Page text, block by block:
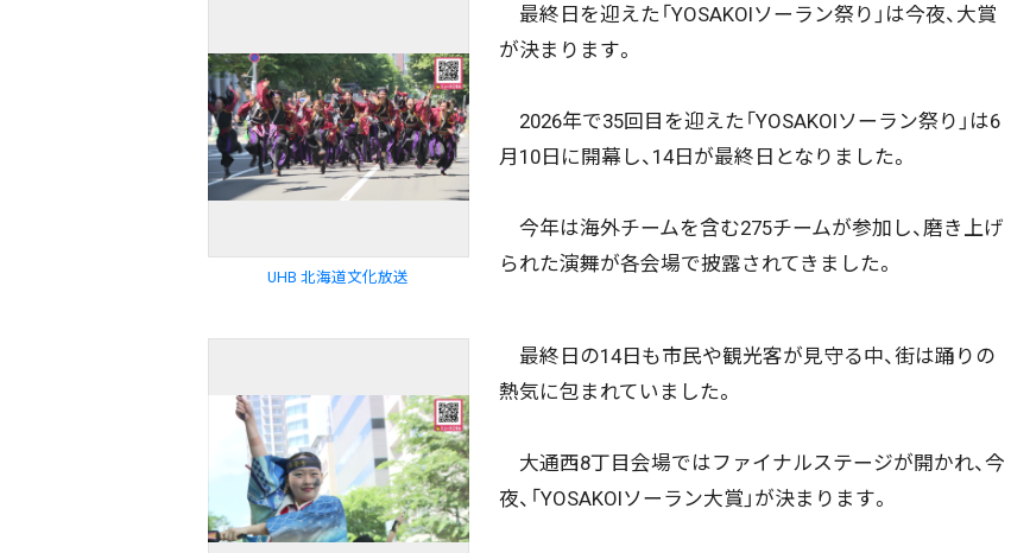
UHB 北海道文化放送
最終日を迎えた「YOSAKOIソーラン祭り」は今夜、大賞
が決まります。
2026年で35回目を迎えた「YOSAKOIソーラン祭り」は6
月10日に開幕し、14日が最終日となりました。
今年は海外チームを含む275チームが参加し、磨き上げ
られた演舞が各会場で披露されてきました。
最終日の14日も市民や観光客が見守る中、街は踊りの
熱気に包まれていました。
大通西8丁目会場ではファイナルステージが開かれ、今
夜、「YOSAKOIソーラン大賞」が決まります。